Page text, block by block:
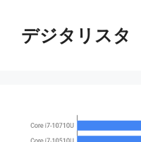
デジタリスタ